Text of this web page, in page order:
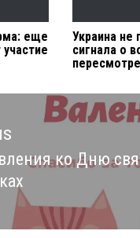
еще
Украина не
сигнала о
ко Дню